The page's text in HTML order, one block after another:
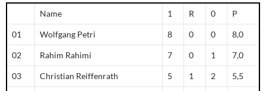
Name 1 R 0 P
01 Wolfgang Petri 8 0 0 8,0
02 Rahim Rahimi 7 0 1 7,0
03 Christian Reiffenrath 5 1 2 5,5